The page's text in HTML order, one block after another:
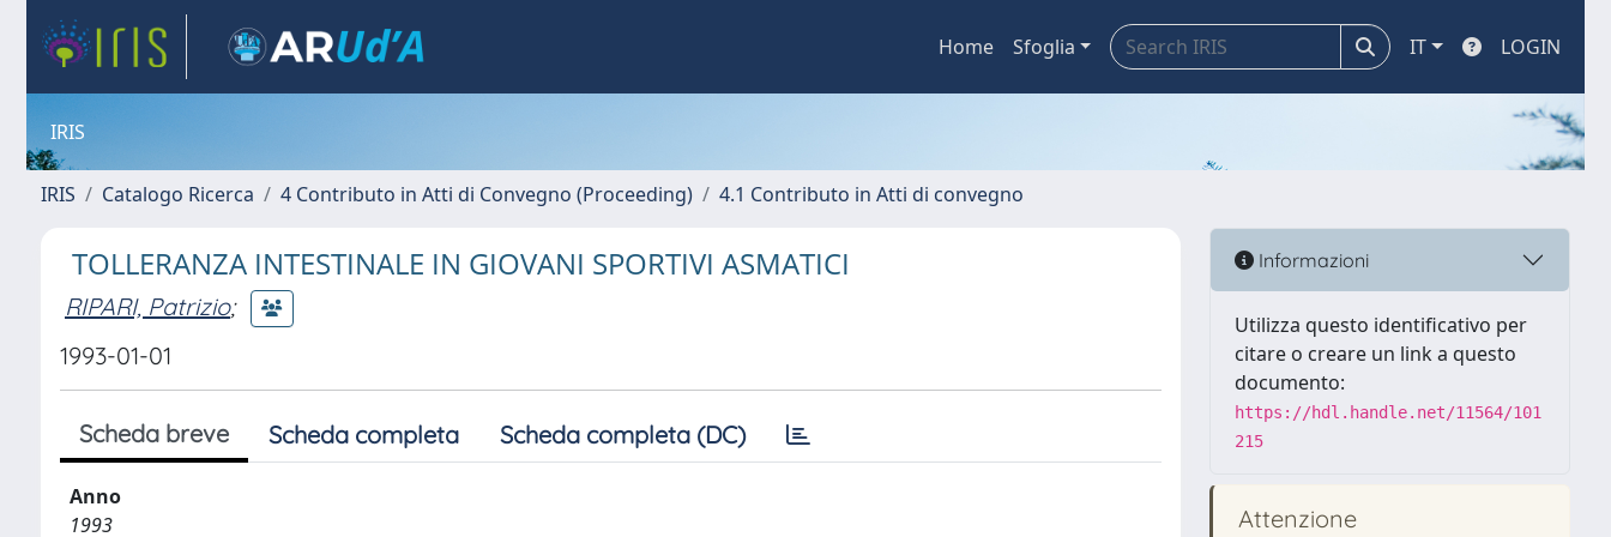
Home Sfoglia IT LOGIN
IRIS
IRIS Catalogo Ricerca 4 Contributo in Atti di Convegno (Proceeding) 4.1 Contributo in Atti di convegno
TOLLERANZA INTESTINALE IN GIOVANI SPORTIVI ASMATICI
RIPARI, Patrizio;
1993-01-01
Scheda breve Scheda completa Scheda completa (DC)
Anno
1993
Informazioni
Utilizza questo identificativo per
citare o creare un link a questo
documento:
https://hdl.handle.net/11564/101
215
Attenzione